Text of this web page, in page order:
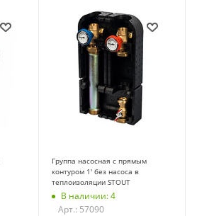
Группа насосная с прямым
контуром 1' без насоса в
теплоизоляции STOUT
В наличии: 4
Арт.: 57090